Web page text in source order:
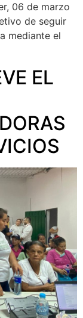
06 de marzo
de seguir
mediante el
EL